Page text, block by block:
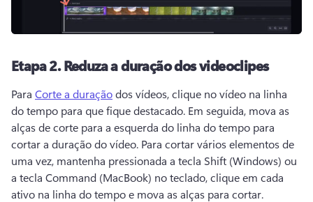
Etapa 2.Reduza a duração dos videoclipes
Para Corte a duração dos vídeos, clique no vídeo na linha
do tempo para que fique destacado. Em seguida, mova as
alças de corte para a esquerda do linha do tempo para
cortar a duração do vídeo. Para cortar vários elementos de
uma vez, mantenha pressionada a tecla Shift (Windows) ou
a tecla Command (MacBook) no teclado, clique em cada
ativo na linha do tempo e mova as alças para cortar.